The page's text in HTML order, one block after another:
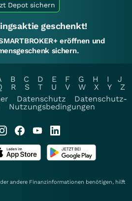
Depot sichern
geschenkt!
eröffnen und
sichern.
B C D E F G H I
J
R S T U V W X Y
Z
Datenschutz
Datenschutz-
Nutzungsbedingungen
andere Finanzinformationen benötigen, hilft